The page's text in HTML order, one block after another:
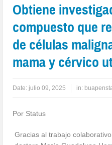
Obtiene
compuesto que
de células
mama y cérvico
Date: julio 09, 2025 in:
Por Status
Gracias al trabajo